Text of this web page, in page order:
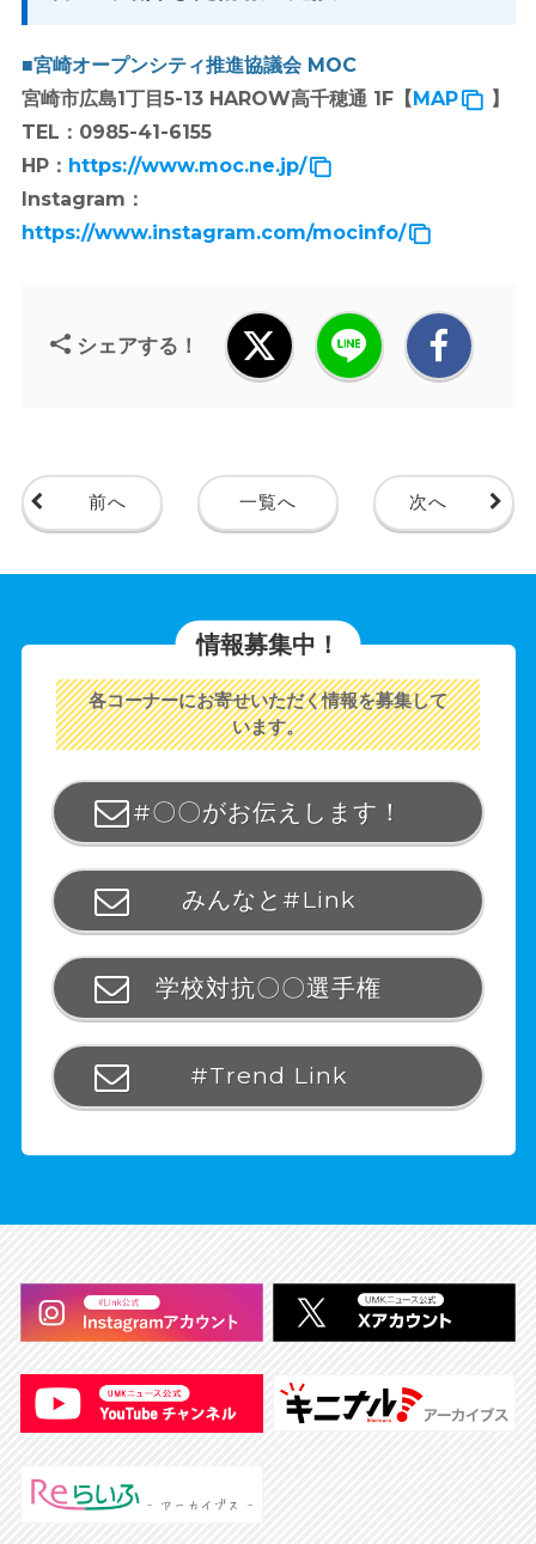
■宮崎オープンシティ推進協議会 MOC
宮崎市広島1丁目5-13 HAROW高千穂通 1F【 MAP
】
TEL：0985-41-6155
HP： https://www.moc.ne.jp/
Instagram：
https://www.instagram.com/mocinfo/
シェアする！
前へ 一覧へ 次へ
情報募集中！
各コーナーにお寄せいただく情報を募集して
います。
#〇〇がお伝えします！
みんなと#Link
学校対抗〇〇選手権
#Trend Link